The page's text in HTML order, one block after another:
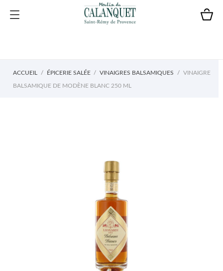
ACCUEIL ÉPICERIE SALÉE VINAIGRES BALSAMIQUES VINAIGRE
BALSAMIQUE DE MODÈNE BLANC 250 ML